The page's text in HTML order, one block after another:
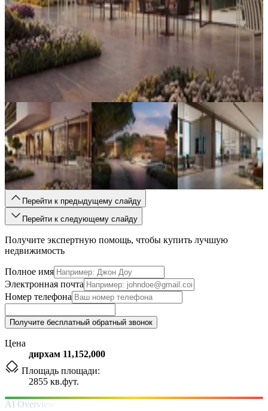
Перейти к предыдущему слайду
Перейти к следующему слайду
Получите экспертную помощь, чтобы купить лучшую
недвижимость
Полное имя
Электронная почта
Номер телефона
Получите бесплатный обратный звонок
Цена
дирхам 11,152,000
Площадь площади:
2855 кв.фут.
AI Overview